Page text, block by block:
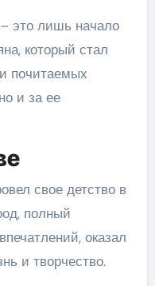
это лишь начало
который стал
почитаемых
и за ее
свое детство в
полный
оказал
и творчество.